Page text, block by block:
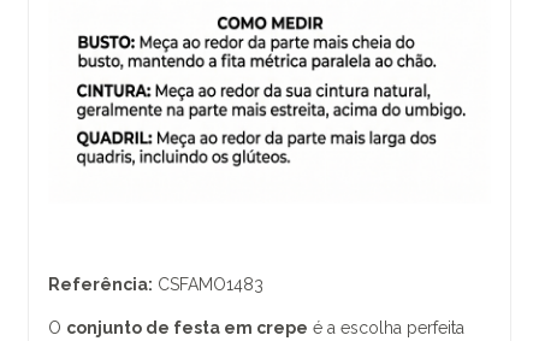
Referência: CSFAMO1483
O conjunto de festa em crepe é a escolha perfeita